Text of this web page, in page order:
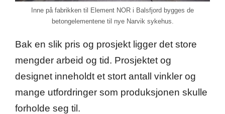
Inne på fabrikken til Element NOR i Balsfjord bygges de
betongelementene til nye Narvik sykehus.
Bak en slik pris og prosjekt ligger det store
mengder arbeid og tid. Prosjektet og
designet inneholdt et stort antall vinkler og
mange utfordringer som produksjonen skulle
forholde seg til.